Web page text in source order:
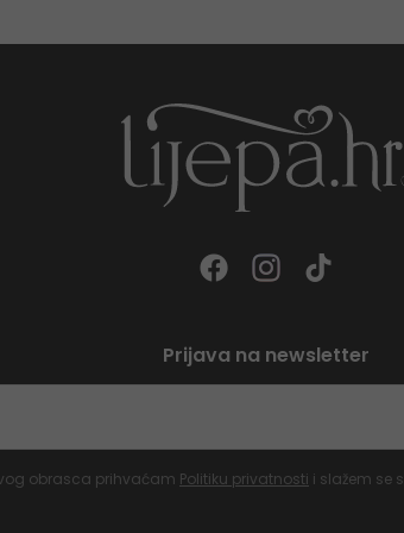
Prijava na newsletter
obrasca prihvaćam Politiku privatnosti i slažem se s